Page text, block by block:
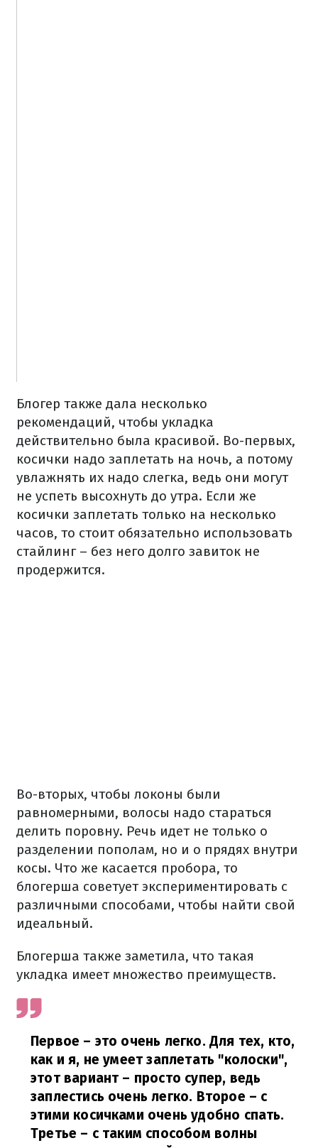
Блогер также дала несколько
рекомендаций, чтобы укладка
действительно была красивой. Во-первых,
косички надо заплетать на ночь, а потому
увлажнять их надо слегка, ведь они могут
не успеть высохнуть до утра. Если же
косички заплетать только на несколько
часов, то стоит обязательно использовать
стайлинг – без него долго завиток не
продержится.
Во-вторых, чтобы локоны были
равномерными, волосы надо стараться
делить поровну. Речь идет не только о
разделении пополам, но и о прядях внутри
косы. Что же касается пробора, то
блогерша советует экспериментировать с
различными способами, чтобы найти свой
идеальный.
Блогерша также заметила, что такая
укладка имеет множество преимуществ.
Первое – это очень легко. Для тех, кто,
как и я, не умеет заплетать "колоски",
этот вариант – просто супер, ведь
заплестись очень легко. Второе – с
этими косичками очень удобно спать.
Третье – с таким способом волны